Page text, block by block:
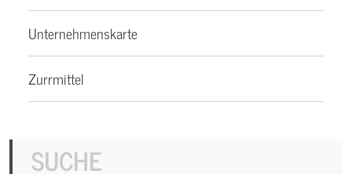
Unternehmenskarte
Zurrmittel